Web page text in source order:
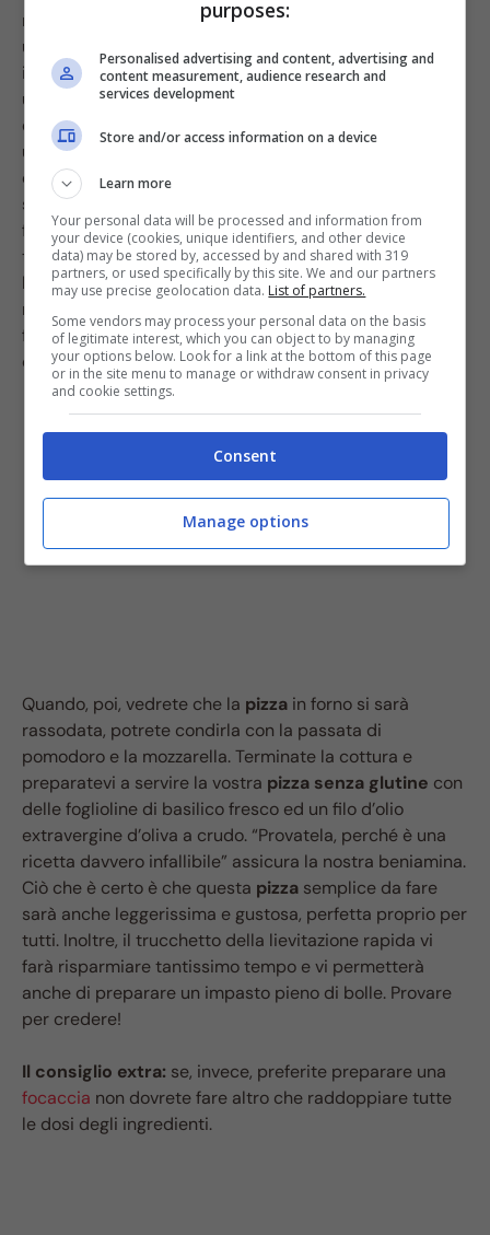
ma sarà sufficiente lasciare lievitare per bene,
utilizzando un piccolo trucchetto. Travasate il vostro
impasto bello liquido su una teglia rotonda coperta con
uno strato di carta da forno leggermente unto di olio
extravergine d’oliva, distribuite il composto in maniera
uniforme e lasciate riposare il tutto su un fornello bello
caldo, ricoprendo la teglia con una pentola in cui è
stata fatta precedentemente bollire l’acqua. Così
facendo, l’impasto lieviterà più velocemente. Una volta
trascorsa all’incirca un’ora, potrete notare che
l’impasto della vostrapizzasarà praticamente
raddoppiato. Senza toccarlo, trasferitelo quindi nel
forno a 120 gradi nel ripiano più basso e lasciate
cuocere. Nel frattempo, tagliate la mozzarella.
Quando, poi, vedrete che la pizza in forno si sarà
rassodata, potrete condirla con la passata di
pomodoro e la mozzarella. Terminate la cottura e
preparatevi a servire la vostra pizza senza glutine con
delle foglioline di basilico fresco ed un filo d’olio
extravergine d’oliva a crudo. “Provatela, perché è una
ricetta davvero infallibile” assicura la nostra beniamina.
Ciò che è certo è che questa pizza semplice da fare
sarà anche leggerissima e gustosa, perfetta proprio per
tutti. Inoltre, il trucchetto della lievitazione rapida vi
farà risparmiare tantissimo tempo e vi permetterà
anche di preparare un impasto pieno di bolle. Provare
per credere!
Il consiglio extra: se, invece, preferite preparare una
focaccia non dovrete fare altro che raddoppiare tutte
le dosi degli ingredienti.
purposes:
Personalised advertising and content, advertising and
content measurement, audience research and
services development
Store and/or access information on a device
Learn more
Your personal data will be processed and information from
your device (cookies, unique identifiers, and other device
data) may be stored by, accessed by and shared with 319
partners, or used specifically by this site. We and our partners
may use precise geolocation data. List of partners.
Some vendors may process your personal data on the basis
of legitimate interest, which you can object to by managing
your options below. Look for a link at the bottom of this page
or in the site menu to manage or withdraw consent in privacy
and cookie settings.
Consent
Manage options